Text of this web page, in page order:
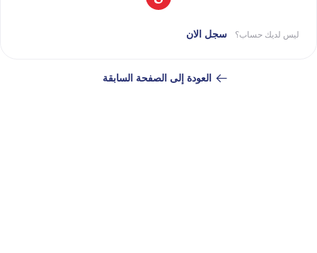
ليس لديك حساب؟ سجل الان
العودة إلى الصفحة السابقة